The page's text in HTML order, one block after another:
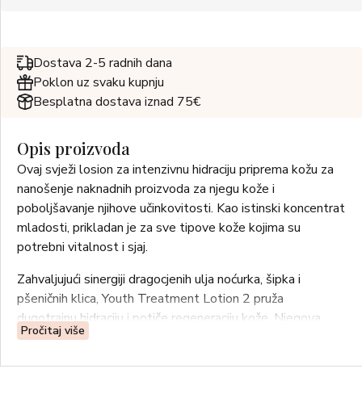
Dostava 2-5 radnih dana
Poklon uz svaku kupnju
Besplatna dostava iznad 75€
Opis proizvoda
Ovaj svježi losion za intenzivnu hidraciju priprema kožu za
nanošenje naknadnih proizvoda za njegu kože i
poboljšavanje njihove učinkovitosti. Kao istinski koncentrat
mladosti, prikladan je za sve tipove kože kojima su
potrebni vitalnost i sjaj.
Zahvaljujući sinergiji dragocjenih ulja noćurka, šipka i
pšeničnih klica, Youth Treatment Lotion 2 pruža
dugotrajnu hidraciju i potiče regeneraciju kože. Njegova
lagana tekstura omogućuje trenutačno upijanje biosfera s
Pročitaj više